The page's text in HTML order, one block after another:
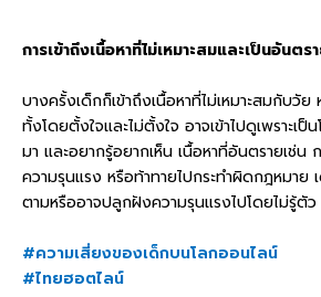
การเข้าถึงเนื้อหาที่ไม่เหมาะสมและเป็นอันตร
บางครั้งเด็กก็เข้าถึงเนื้อหาที่ไม่เหมาะสมกับวั
ทั้งโดยตั้งใจและไม่ตั้งใจ อาจเข้าไปดูเพราะ
มา และอยากรู้อยากเห็น เนื้อหาที่อันตรายเช่
ความรุนแรง หรือท้าทายไปกระทำผิดกฎหมาย
ตามหรืออาจปลูกฝังความรุนแรงไปโดยไม่รู้ตัว
#ความเสี่ยงของเด็กบนโลกออนไลน์
#ไทยฮอตไลน์